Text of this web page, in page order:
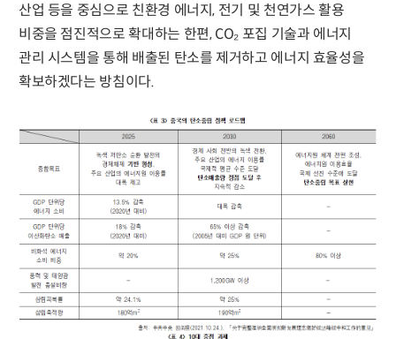
산업 등을 중심으로 친환경 에너지, 전기 및 천연가스 활용
비중을 점진적으로 확대하는 한편, CO₂ 포집 기술과 에너지
관리 시스템을 통해 배출된 탄소를 제거하고 에너지 효율성을
확보하겠다는 방침이다.